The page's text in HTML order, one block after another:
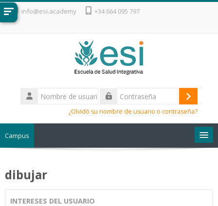
Salta al contenido principal
info@esi.academy +34 664 095 797
Nombre
de
Acceder
¿Olvidó su nombre de usuario o contraseña?
Campus
dibujar
INTERESES DEL USUARIO